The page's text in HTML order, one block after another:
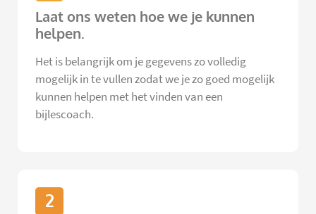
Laat ons weten hoe we je kunnen
helpen.
Het is belangrijk om je gegevens zo volledig
mogelijk in te vullen zodat we je zo goed mogelijk
kunnen helpen met het vinden van een
bijlescoach.
2